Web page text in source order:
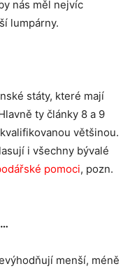
nás měl nejvíc
lumpárny.
státy, které mají
ty články 8 a 9
většinou.
i všechny bývalé
pomoci, pozn.
menší, méně